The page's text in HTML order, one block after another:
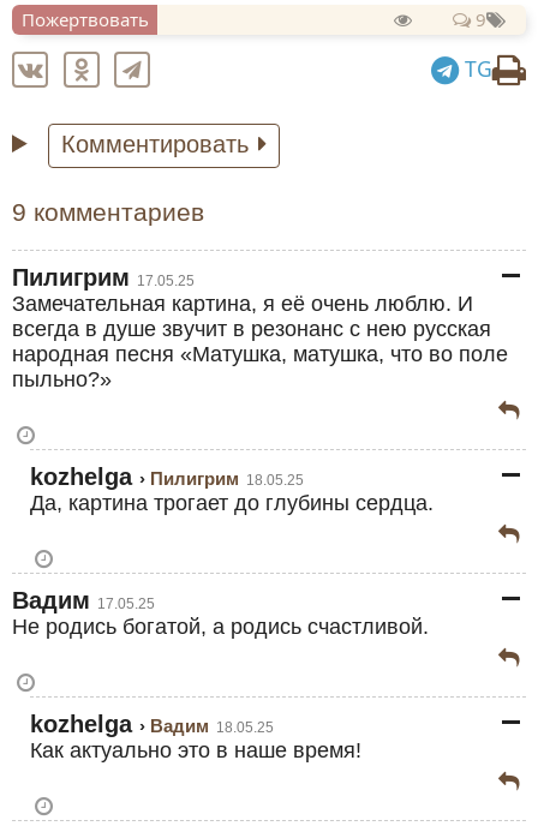
Пожертвовать 9
TG
Комментировать
9 комментариев
Пилигрим 17.05.25
Замечательная картина, я её очень люблю. И
всегда в душе звучит в резонанс с нею русская
народная песня «Матушка, матушка, что во поле
пыльно?»
kozhelga Пилигрим 18.05.25
Да, картина трогает до глубины сердца.
Вадим 17.05.25
Не родись богатой, а родись счастливой.
kozhelga Вадим 18.05.25
Как актуально это в наше время!